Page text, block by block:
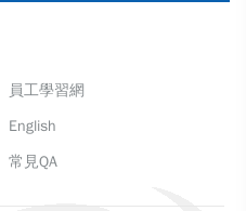
員工學習網
English
常見QA